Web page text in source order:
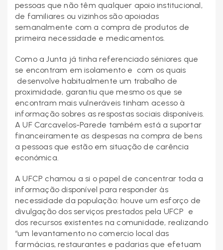
pessoas que não têm qualquer apoio institucional,
de familiares ou vizinhos são apoiadas
semanalmente com a compra de produtos de
primeira necessidade e medicamentos.
Como a Junta já tinha referenciado séniores que
se encontram em isolamento e com os quais
desenvolve habitualmente um trabalho de
proximidade, garantiu que mesmo os que se
encontram mais vulneráveis tinham acesso à
informação sobres as respostas sociais disponíveis.
A UF Carcavelos-Parede também está a suportar
financeiramente as despesas na compra de bens
a pessoas que estão em situação de carência
económica.
A UFCP chamou a si o papel de concentrar toda a
informação disponível para responder às
necessidade da população: houve um esforço de
divulgação dos serviços prestados pela UFCP e
dos recursos existentes na comunidade, realizando
“um levantamento no comercio local das
farmácias, restaurantes e padarias que efetuam